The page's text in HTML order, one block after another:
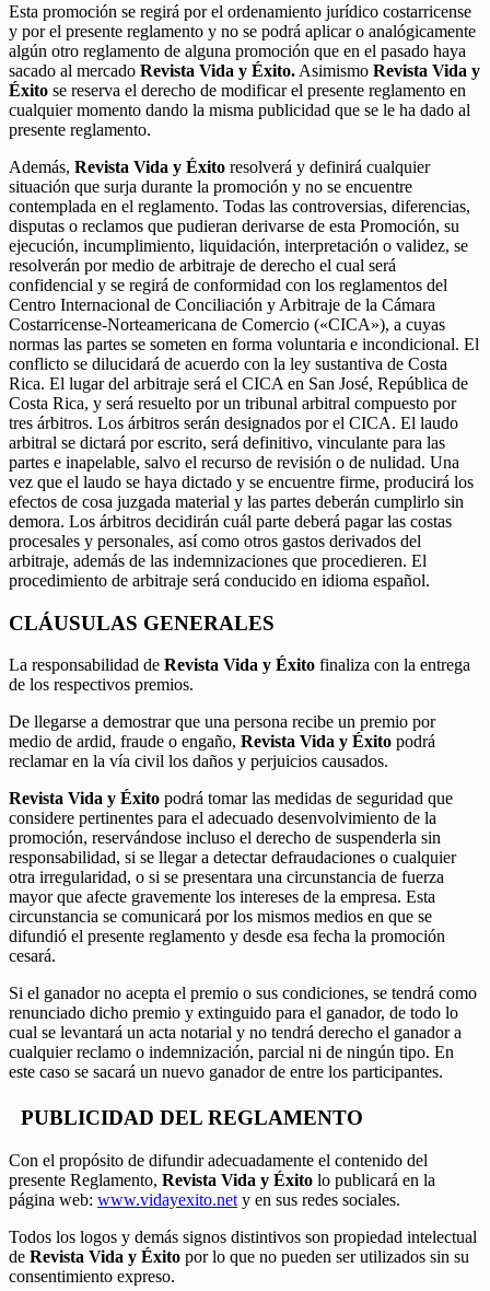
Esta promoción se regirá por el ordenamiento jurídico costarricense
y por el presente reglamento y no se podrá aplicar o analógicamente
algún otro reglamento de alguna promoción que en el pasado haya
sacado al mercado Revista Vida y Éxito. Asimismo Revista Vida y
Éxito se reserva el derecho de modificar el presente reglamento en
cualquier momento dando la misma publicidad que se le ha dado al
presente reglamento.
Además, Revista Vida y Éxito resolverá y definirá cualquier
situación que surja durante la promoción y no se encuentre
contemplada en el reglamento. Todas las controversias, diferencias,
disputas o reclamos que pudieran derivarse de esta Promoción, su
ejecución, incumplimiento, liquidación, interpretación o validez, se
resolverán por medio de arbitraje de derecho el cual será
confidencial y se regirá de conformidad con los reglamentos del
Centro Internacional de Conciliación y Arbitraje de la Cámara
Costarricense-Norteamericana de Comercio («CICA»), a cuyas
normas las partes se someten en forma voluntaria e incondicional. El
conflicto se dilucidará de acuerdo con la ley sustantiva de Costa
Rica. El lugar del arbitraje será el CICA en San José, República de
Costa Rica, y será resuelto por un tribunal arbitral compuesto por
tres árbitros. Los árbitros serán designados por el CICA. El laudo
arbitral se dictará por escrito, será definitivo, vinculante para las
partes e inapelable, salvo el recurso de revisión o de nulidad. Una
vez que el laudo se haya dictado y se encuentre firme, producirá los
efectos de cosa juzgada material y las partes deberán cumplirlo sin
demora. Los árbitros decidirán cuál parte deberá pagar las costas
procesales y personales, así como otros gastos derivados del
arbitraje, además de las indemnizaciones que procedieren. El
procedimiento de arbitraje será conducido en idioma español.
CLÁUSULAS GENERALES
La responsabilidad de Revista Vida y Éxito finaliza con la entrega
de los respectivos premios.
De llegarse a demostrar que una persona recibe un premio por
medio de ardid, fraude o engaño, Revista Vida y Éxito podrá
reclamar en la vía civil los daños y perjuicios causados.
Revista Vida y Éxito podrá tomar las medidas de seguridad que
considere pertinentes para el adecuado desenvolvimiento de la
promoción, reservándose incluso el derecho de suspenderla sin
responsabilidad, si se llegar a detectar defraudaciones o cualquier
otra irregularidad, o si se presentara una circunstancia de fuerza
mayor que afecte gravemente los intereses de la empresa. Esta
circunstancia se comunicará por los mismos medios en que se
difundió el presente reglamento y desde esa fecha la promoción
cesará.
Si el ganador no acepta el premio o sus condiciones, se tendrá como
renunciado dicho premio y extinguido para el ganador, de todo lo
cual se levantará un acta notarial y no tendrá derecho el ganador a
cualquier reclamo o indemnización, parcial ni de ningún tipo. En
este caso se sacará un nuevo ganador de entre los participantes.
PUBLICIDAD DEL REGLAMENTO
Con el propósito de difundir adecuadamente el contenido del
presente Reglamento, Revista Vida y Éxito lo publicará en la
página web: www.vidayexito.net y en sus redes sociales.
Todos los logos y demás signos distintivos son propiedad intelectual
de Revista Vida y Éxito por lo que no pueden ser utilizados sin su
consentimiento expreso.